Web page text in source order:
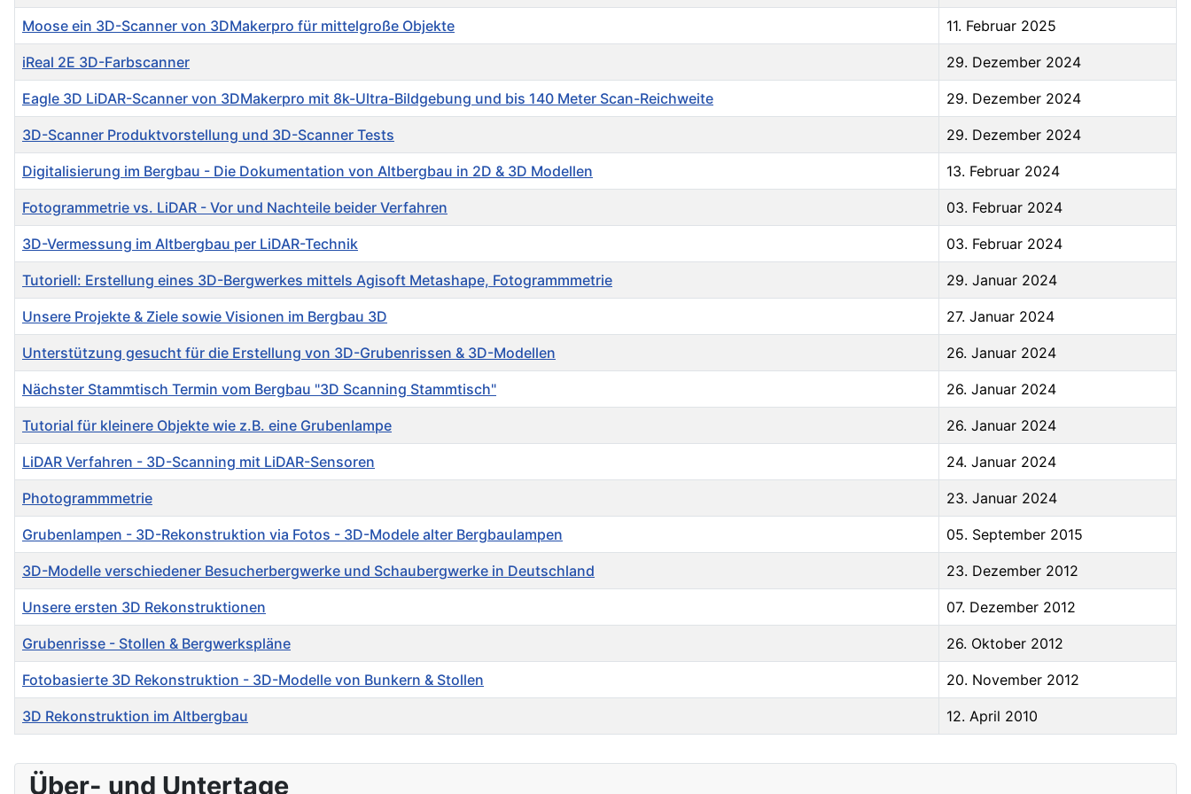
Moose ein 3D-Scanner von 3DMakerpro für mittelgroße Objekte 11. Februar 2025
iReal 2E 3D-Farbscanner 29. Dezember 2024
Eagle 3D LiDAR-Scanner von 3DMakerpro mit 8k-Ultra-Bildgebung und bis 140 Meter Scan-Reichweite 29. Dezember 2024
3D-Scanner Produktvorstellung und 3D-Scanner Tests 29. Dezember 2024
Digitalisierung im Bergbau - Die Dokumentation von Altbergbau in 2D & 3D Modellen 13. Februar 2024
Fotogrammetrie vs. LiDAR - Vor und Nachteile beider Verfahren 03. Februar 2024
3D-Vermessung im Altbergbau per LiDAR-Technik 03. Februar 2024
Tutoriell: Erstellung eines 3D-Bergwerkes mittels Agisoft Metashape, Fotogrammmetrie 29. Januar 2024
Unsere Projekte & Ziele sowie Visionen im Bergbau 3D 27. Januar 2024
Unterstützung gesucht für die Erstellung von 3D-Grubenrissen & 3D-Modellen 26. Januar 2024
Nächster Stammtisch Termin vom Bergbau "3D Scanning Stammtisch" 26. Januar 2024
Tutorial für kleinere Objekte wie z.B. eine Grubenlampe 26. Januar 2024
LiDAR Verfahren - 3D-Scanning mit LiDAR-Sensoren 24. Januar 2024
Photogrammmetrie 23. Januar 2024
Grubenlampen - 3D-Rekonstruktion via Fotos - 3D-Modele alter Bergbaulampen 05. September 2015
3D-Modelle verschiedener Besucherbergwerke und Schaubergwerke in Deutschland 23. Dezember 2012
Unsere ersten 3D Rekonstruktionen 07. Dezember 2012
Grubenrisse - Stollen & Bergwerkspläne 26. Oktober 2012
Fotobasierte 3D Rekonstruktion - 3D-Modelle von Bunkern & Stollen 20. November 2012
3D Rekonstruktion im Altbergbau 12. April 2010
Über- und Untertage